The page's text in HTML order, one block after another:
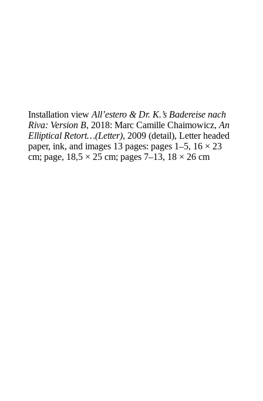
Installation view All’estero & Dr. K.’s Badereise nach
Riva: Version B, 2018: Marc Camille Chaimowicz, An
Elliptical Retort…(Letter), 2009 (detail), Letter headed
paper, ink, and images 13 pages: pages 1–5, 16 × 23
cm; page, 18,5 × 25 cm; pages 7–13, 18 × 26 cm